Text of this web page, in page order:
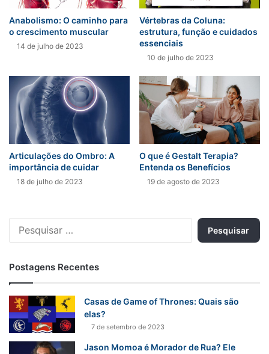
Anabolismo: O caminho para
o crescimento muscular
14 de julho de 2023
Vértebras da Coluna:
estrutura, função e cuidados
essenciais
10 de julho de 2023
Articulações do Ombro: A
importância de cuidar
18 de julho de 2023
O que é Gestalt Terapia?
Entenda os Benefícios
19 de agosto de 2023
Pesquisar
por:
Postagens Recentes
Casas de Game of Thrones: Quais são
elas?
7 de setembro de 2023
Jason Momoa é Morador de Rua? Ele